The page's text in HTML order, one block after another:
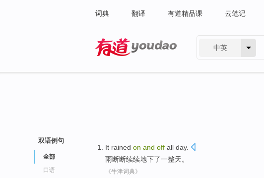
词典 翻译 有道精品课 云笔记
中英
双语例句
全部
口语
It rained on and off all day.
雨断断续续地下了一整天。
《牛津词典》